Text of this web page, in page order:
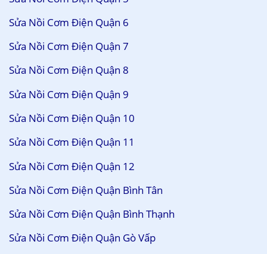
Sửa Nồi Cơm Điện Quận 6
Sửa Nồi Cơm Điện Quận 7
Sửa Nồi Cơm Điện Quận 8
Sửa Nồi Cơm Điện Quận 9
Sửa Nồi Cơm Điện Quận 10
Sửa Nồi Cơm Điện Quận 11
Sửa Nồi Cơm Điện Quận 12
Sửa Nồi Cơm Điện Quận Bình Tân
Sửa Nồi Cơm Điện Quận Bình Thạnh
Sửa Nồi Cơm Điện Quận Gò Vấp